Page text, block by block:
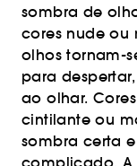
sombra de
cores nude ou
olhos tornam-
para
ao olhar.
cintilante ou
sombra certa
complicado. A